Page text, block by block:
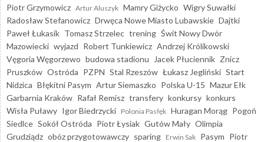
Piotr Grzymowicz Artur Aluszyk Mamry Giżycko Wigry Suwałki
Radosław Stefanowicz Drwęca Nowe Miasto Lubawskie Dajtki
Paweł Łukasik Tomasz Strzelec trening Świt Nowy Dwór
Mazowiecki wyjazd Robert Tunkiewicz Andrzej Królikowski
Vęgoria Węgorzewo budowa stadionu Jacek Płuciennik Znicz
Pruszków Ostróda PZPN Stal Rzeszów Łukasz Jegliński Start
Nidzica Błękitni Pasym Artur Siemaszko Polska U-15 Mazur Ełk
Garbarnia Kraków Rafał Remisz transfery konkursy konkurs
Wisła Puławy Igor Biedrzycki Polonia Pasłęk Huragan Morąg Pogoń
Siedlce Sokół Ostróda Piotr Łysiak Gutów Mały Olimpia
Grudziądz obóz przygotowawczy sparing Erwin Sak Pasym Piotr